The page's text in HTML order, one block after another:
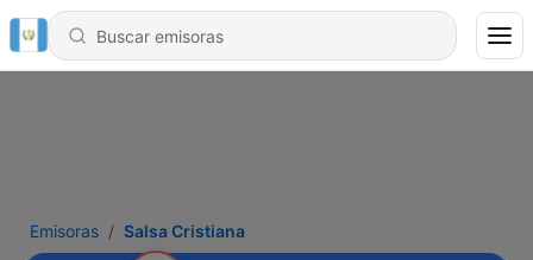
Emisoras Salsa Cristiana